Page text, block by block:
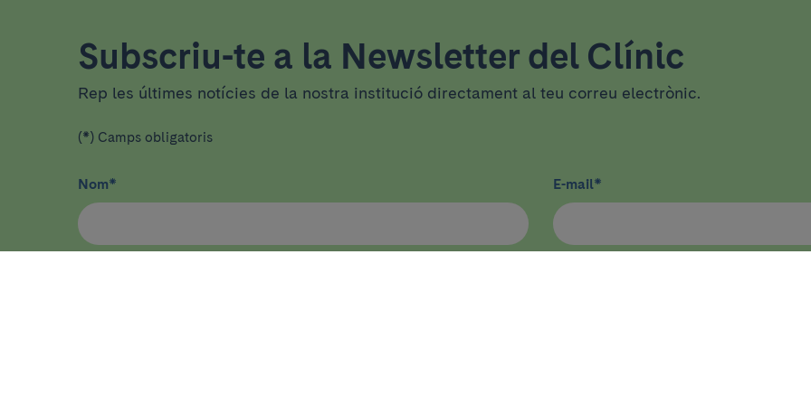
Subscriu-te a la Newsletter del Clínic
Rep les últimes notícies de la nostra institució directament al teu correu electrònic.
(*) Camps obligatoris
Nom* E-mail*